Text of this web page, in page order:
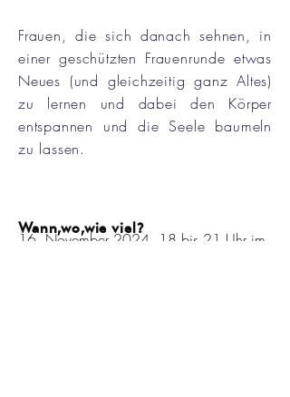
Wann,wo,wie viel?
Frauen, die sich danach sehnen, in
einer geschützten Frauenrunde etwas
Neues (und gleichzeitig ganz Altes)
zu lernen und dabei den Körper
entspannen und die Seele baumeln
zu lassen.
16. November 2024, 18 bis 21 Uhr im